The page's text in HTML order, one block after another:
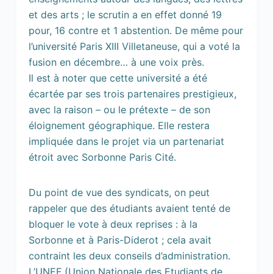
et des arts ; le scrutin a en effet donné 19
pour, 16 contre et 1 abstention. De même pour
l’université Paris XIII Villetaneuse, qui a voté la
fusion en décembre… à une voix près.
Il est à noter que cette université a été
écartée par ses trois partenaires prestigieux,
avec la raison – ou le prétexte – de son
éloignement géographique. Elle restera
impliquée dans le projet via un partenariat
étroit avec Sorbonne Paris Cité.
Du point de vue des syndicats, on peut
rappeler que des étudiants avaient tenté de
bloquer le vote à deux reprises : à la
Sorbonne et à Paris-Diderot ; cela avait
contraint les deux conseils d’administration.